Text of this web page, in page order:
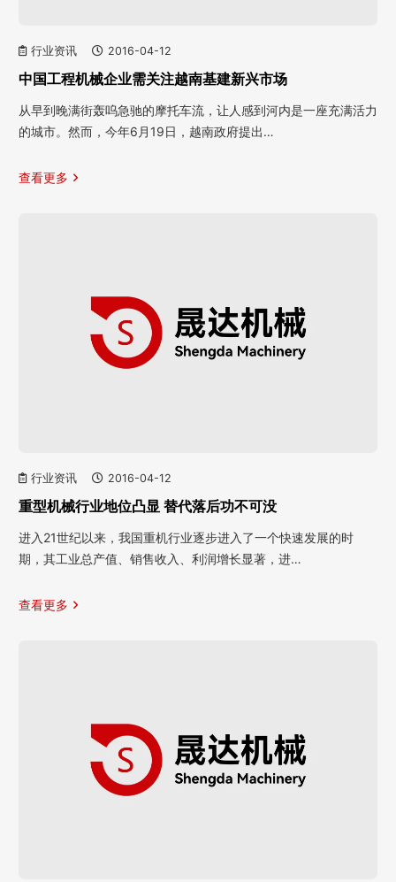
行业资讯 2016-04-12
中国工程机械企业需关注越南基建新兴市场
从早到晚满街轰呜急驰的摩托车流，让人感到河内是一座充满活力
的城市。然而，今年6月19日，越南政府提出…
查看更多
行业资讯 2016-04-12
重型机械行业地位凸显 替代落后功不可没
进入21世纪以来，我国重机行业逐步进入了一个快速发展的时
期，其工业总产值、销售收入、利润增长显著，进…
查看更多